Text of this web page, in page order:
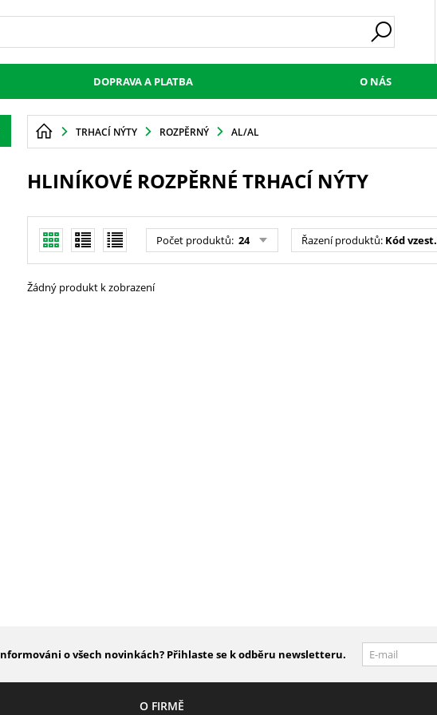
DOPRAVA A PLATBA O NÁS
TRHACÍ NÝTY ROZPĚRNÝ AL/AL
HLINÍKOVÉ ROZPĚRNÉ TRHACÍ NÝTY
Počet produktů: 24 Řazení produktů: Kód vzest.
Žádný produkt k zobrazení
o všech novinkách? Přihlaste se k odběru newsletteru.
O FIRMĚ